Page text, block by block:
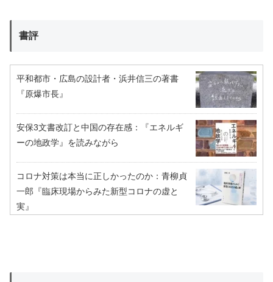
書評
平和都市・広島の設計者・浜井信三の著書
『原爆市長』
安保3文書改訂と中国の存在感：『エネルギ
ーの地政学』を読みながら
コロナ対策は本当に正しかったのか：青柳貞
一郎『臨床現場からみた新型コロナの虚と
実』